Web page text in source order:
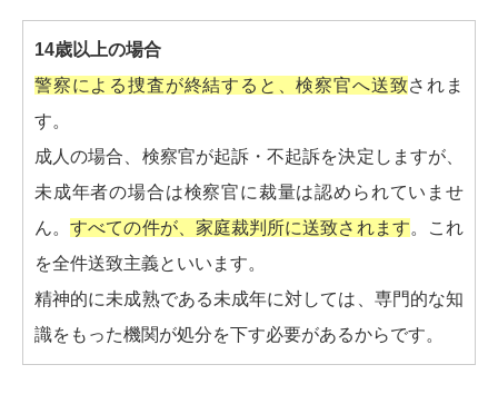
14歳以上の場合
警察による捜査が終結すると、検察官へ送致されま
す。
成人の場合、検察官が起訴・不起訴を決定しますが、
未成年者の場合は検察官に裁量は認められていませ
ん。すべての件が、家庭裁判所に送致されます。これ
を全件送致主義といいます。
精神的に未成熟である未成年に対しては、専門的な知
識をもった機関が処分を下す必要があるからです。